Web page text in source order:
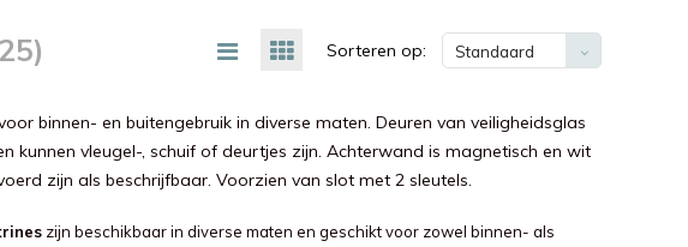
Sorteren op: Standaard
binnen- en buitengebruik in diverse maten. Deuren van veiligheidsglas
kunnen vleugel-, schuif of deurtjes zijn. Achterwand is magnetisch en wit
zijn als beschrijfbaar. Voorzien van slot met 2 sleutels.
zijn beschikbaar in diverse maten en geschikt voor zowel binnen- als